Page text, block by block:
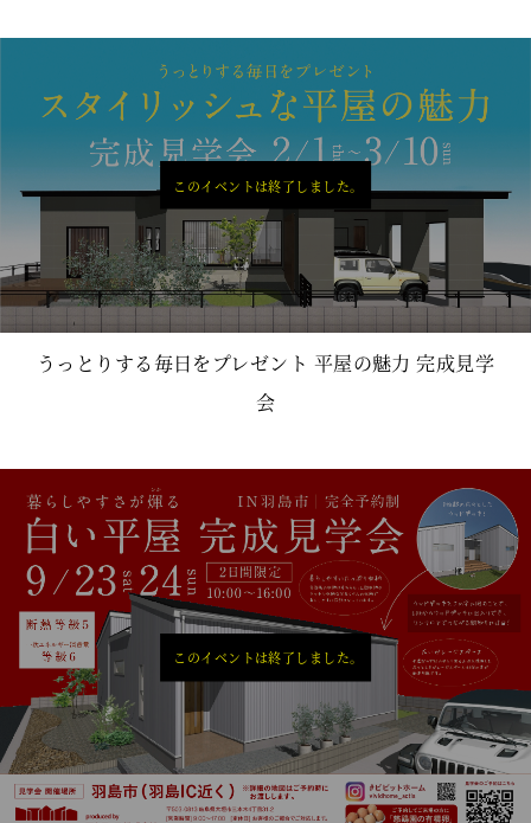
このイベントは終了しました。
うっとりする毎日をプレゼント 平屋の魅力 完成見学
会
このイベントは終了しました。